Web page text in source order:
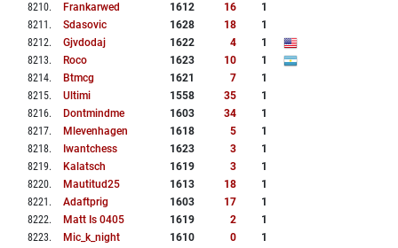
8210. Frankarwed 1612 16
1
8211 . Sdasovic 1628 18
1
8212. Gjvdodaj 1622 4
1
8213. Roco 1623 10
1
8214. Btmcg 1621 7
1
8215. Ultimi 1558 35
1
8216. Dontmindme 1603 34
1
8217. Mlevenhagen 1618 5
1
8218. Iwantchess 1623 3
1
8219. Kalatsch 1619 3
1
8220. Mautitud25 1613 18
1
8221 . Adaftprig 1603 17
1
8222. Matt Is 0405 1619 2
1
8223. Mic_k_night 1610 0
1